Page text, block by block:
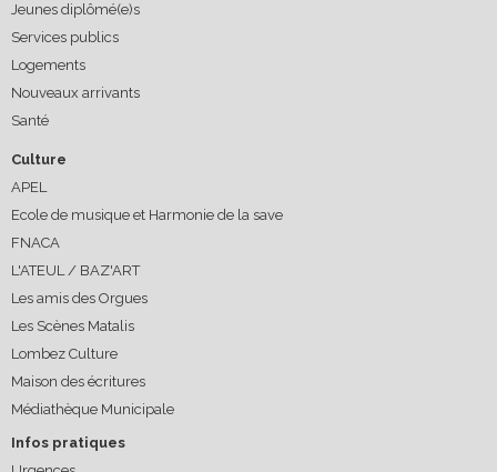
Jeunes diplômé(e)s
Services publics
Logements
Nouveaux arrivants
Santé
Culture
APEL
Ecole de musique et Harmonie de la save
FNACA
L'ATEUL / BAZ'ART
Les amis des Orgues
Les Scènes Matalis
Lombez Culture
Maison des écritures
Médiathèque Municipale
Infos pratiques